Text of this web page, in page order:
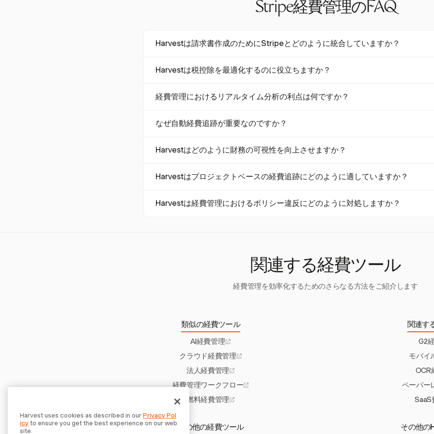
Stripe経費管理のFAQ
Harvestは請求書作成のためにStripeとどのように統合していますか？
求書を直接支払うことができます。この統合により、支払いの回収が簡素化され、キ
Harvestは税控除を最適化するのに役立ちますか？
除を最適化します。これにより、すべての控除可能な経費が税務目的に正しく記録され
経費管理におけるリアルタイム分析の利点は何ですか？
できるようにします。これにより、財務管理と意思決定が向上します。
なぜ自動経費追跡が重要なのですか？
化により処理コストを最大80％削減できます。
Harvestはどのように財務の可視性を向上させますか？
財務の可視性を向上させます。このデータは、より良い財務計画と戦略的リソース配分
Harvestはプロジェクトベースの経費追跡にどのように適していますか？
洞察を提供し、プロジェクトの予算やタイムラインを最適化するのに役立ちます。
Harvestは経費管理におけるポリシー違反にどのように対処しますか？
関連する経費ツール
経費管理を効率化するためのさらなる方法をご紹介します
類似の経費ツール
AI経費管理
クラウド経費管理
法人経費管理
経費管理ワークフロー
燃料経費管理
関連す
G2
モバイ
OCR
ペーパー
SaaS
その他の経費ツール その他の
Harvest uses cookies as described in ourPrivacy Pol
icyto ensure you get the best experience on our web
site.